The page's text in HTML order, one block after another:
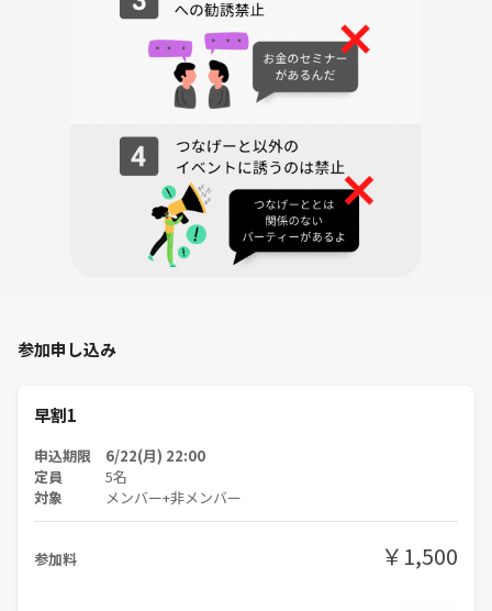
それでは、お会いできるのを楽しみにしています！！
参加申し込み
早割1
申込期限 6/22(月) 22:00
定員 5名
対象 メンバー+非メンバー
参加料 ￥1,500